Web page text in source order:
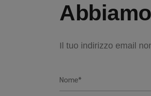
Il tuo indirizzo email
Nome*